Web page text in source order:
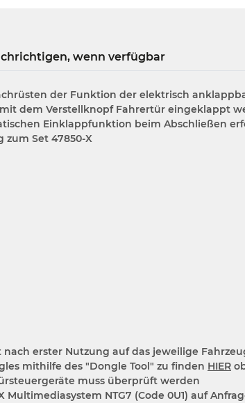
wenn verfügbar
der Funktion der elektrisch
dem Verstellknopf Fahrertür eingeklappt
Einklappfunktion beim Abschließen
zum Set 47850-X
nach erster Nutzung auf das jeweilige
mithilfe des "Dongle Tool" zu finden HIER
muss überprüft werden
Multimediasystem NTG7 (Code 0U1) auf